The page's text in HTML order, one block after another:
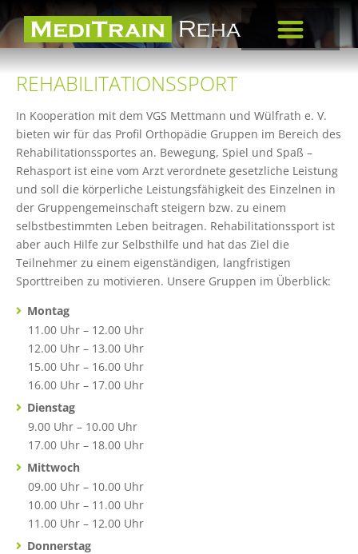
REHABILITATIONSSPORT
In Kooperation mit dem VGS Mettmann und Wülfrath e. V.
bieten wir für das Profil Orthopädie Gruppen im Bereich des
Rehabilitationssportes an. Bewegung, Spiel und Spaß –
Rehasport ist eine vom Arzt verordnete gesetzliche Leistung
und soll die körperliche Leistungsfähigkeit des Einzelnen in
der Gruppengemeinschaft steigern bzw. zu einem
selbstbestimmten Leben beitragen. Rehabilitationssport ist
aber auch Hilfe zur Selbsthilfe und hat das Ziel die
Teilnehmer zu einem eigenständigen, langfristigen
Sporttreiben zu motivieren. Unsere Gruppen im Überblick:
Montag
11.00 Uhr – 12.00 Uhr
12.00 Uhr – 13.00 Uhr
15.00 Uhr – 16.00 Uhr
16.00 Uhr – 17.00 Uhr
Dienstag
9.00 Uhr – 10.00 Uhr
17.00 Uhr – 18.00 Uhr
Mittwoch
09.00 Uhr – 10.00 Uhr
10.00 Uhr – 11.00 Uhr
11.00 Uhr – 12.00 Uhr
Donnerstag